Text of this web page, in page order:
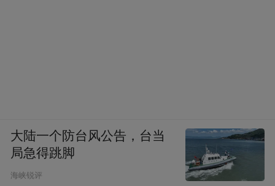
大陆一个防台风公告，台当
局急得跳脚
海峡锐评